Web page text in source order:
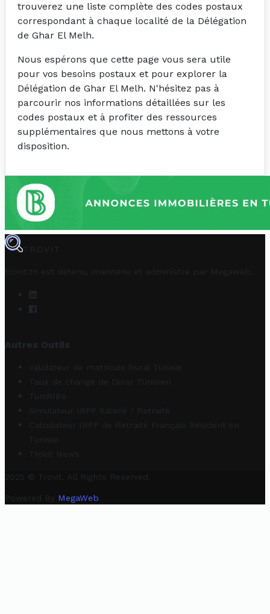
trouverez une liste complète des codes postaux
correspondant à chaque localité de la Délégation
de Ghar El Melh.
Nous espérons que cette page vous sera utile
pour vos besoins postaux et pour explorer la
Délégation de Ghar El Melh. N'hésitez pas à
parcourir nos informations détaillées sur les
codes postaux et à profiter des ressources
supplémentaires que nous mettons à votre
disposition.
TROVIT
trovit.tn est détenu, maintenu et administré par Megaweb
Autres Outils
Validateur de matricule fiscal Tunisie
Taux de change de Dinar Tunisien
TuniRIBs
Simulateur IRPP Salarié / Retraité
Calculateur IRPP de Retraité Français Résident en
Tunisie
Trovit News
2025 © Trovit. All Rights Reserved.
Powered By MegaWeb